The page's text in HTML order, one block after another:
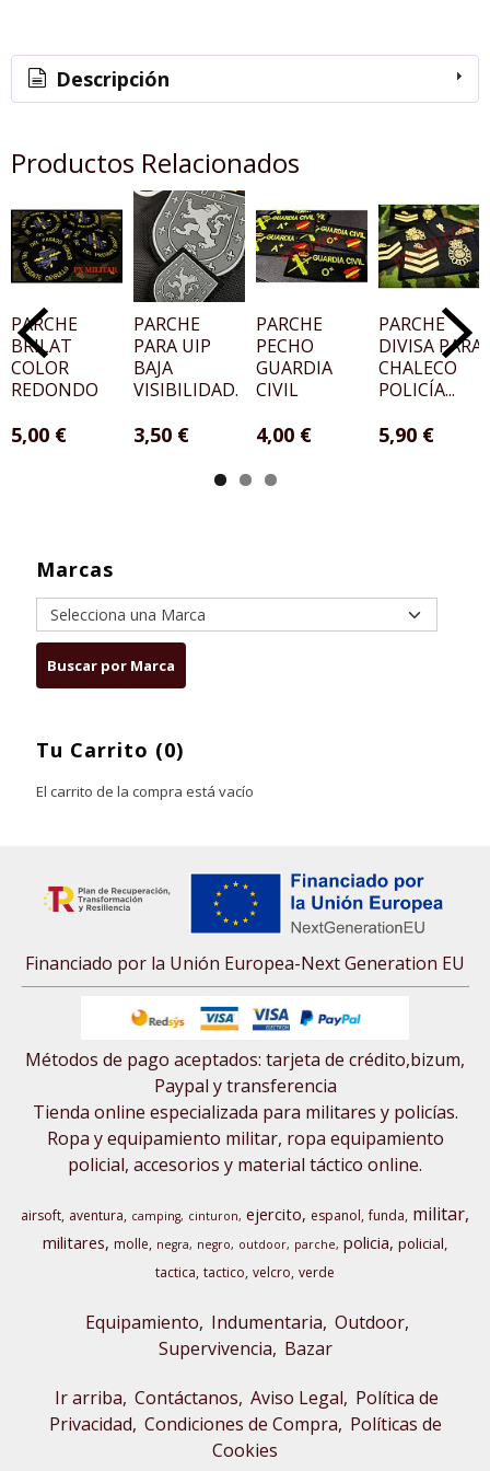
Marcas
Tu Carrito (0)
El carrito de la compra está vacío
Descripción
Productos Relacionados
PARCHE
BRILAT
COLOR
REDONDO
5,00 €
PARCHE
PARA UIP
BAJA
VISIBILIDAD.
3,50 €
PARCHE
PECHO
GUARDIA
CIVIL
4,00 €
PARCHE
DIVISA PARA
CHALECO
POLICÍA...
5,90 €
Financiado por la Unión Europea-Next Generation EU
Métodos de pago aceptados: tarjeta de crédito,bizum,
Paypal y transferencia
Tienda online especializada para militares y policías.
Ropa y equipamiento militar, ropa equipamiento
policial, accesorios y material táctico online.
airsoft aventura camping cinturon ejercito espanol funda militar
militares molle negra negro outdoor parche policia policial
tactica tactico velcro verde
Equipamiento Indumentaria Outdoor,
Supervivencia Bazar
Ir arriba Contáctanos Aviso Legal Política de
Privacidad Condiciones de Compra Políticas de
Cookies